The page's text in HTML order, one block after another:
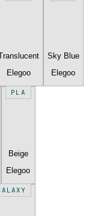
Elegoo
Sky Blue
Elegoo
PLA
Beige
Elegoo